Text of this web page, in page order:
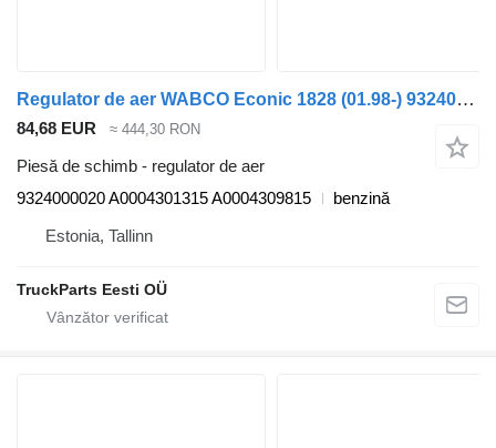
Regulator de aer WABCO Econic 1828 (01.98-) 9324000020 pentru maşina de gunoi Mercedes-Benz Econic (1998-2014)
84,68 EUR ≈ 444,30 RON
Piesă de schimb - regulator de aer
9324000020 A0004301315 A0004309815
benzină
Estonia, Tallinn
TruckParts Eesti OÜ